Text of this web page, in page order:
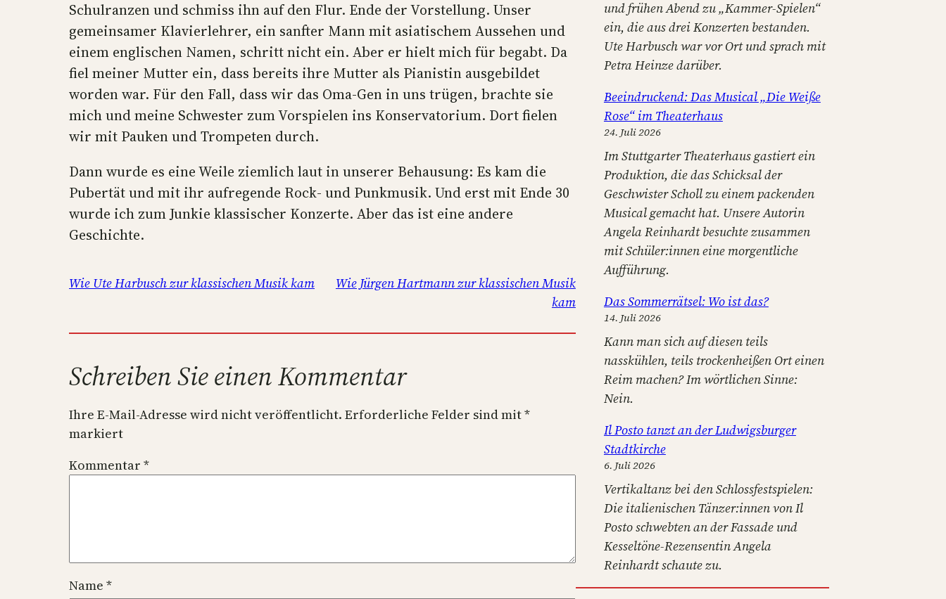
Schulranzen und schmiss ihn auf den Flur. Ende der Vorstellung. Unser
gemeinsamer Klavierlehrer, ein sanfter Mann mit asiatischem Aussehen und
einem englischen Namen, schritt nicht ein. Aber er hielt mich für begabt. Da
fiel meiner Mutter ein, dass bereits ihre Mutter als Pianistin ausgebildet
worden war. Für den Fall, dass wir das Oma-Gen in uns trügen, brachte sie
mich und meine Schwester zum Vorspielen ins Konservatorium. Dort fielen
wir mit Pauken und Trompeten durch.
Dann wurde es eine Weile ziemlich laut in unserer Behausung: Es kam die
Pubertät und mit ihr aufregende Rock- und Punkmusik. Und erst mit Ende 30
wurde ich zum Junkie klassischer Konzerte. Aber das ist eine andere
Geschichte.
Wie Ute Harbusch zur klassischen Musik kam
Wie Jürgen Hartmann zur klassischen Musik
kam
Schreiben Sie einen Kommentar
Ihre E-Mail-Adresse wird nicht veröffentlicht. Erforderliche Felder sind mit*
markiert
Kommentar *
Name *
und frühen Abend zu „Kammer-Spielen“
ein, die aus drei Konzerten bestanden.
Ute Harbusch war vor Ort und sprach mit
Petra Heinze darüber.
Beeindruckend: Das Musical „Die Weiße
Rose“ im Theaterhaus
24. Juli 2026
Im Stuttgarter Theaterhaus gastiert ein
Produktion, die das Schicksal der
Geschwister Scholl zu einem packenden
Musical gemacht hat. Unsere Autorin
Angela Reinhardt besuchte zusammen
mit Schüler:innen eine morgentliche
Aufführung.
Das Sommerrätsel: Wo ist das?
14. Juli 2026
Kann man sich auf diesen teils
nasskühlen, teils trockenheißen Ort einen
Reim machen? Im wörtlichen Sinne:
Nein.
Il Posto tanzt an der Ludwigsburger
Stadtkirche
6. Juli 2026
Vertikaltanz bei den Schlossfestspielen:
Die italienischen Tänzer:innen von Il
Posto schwebten an der Fassade und
Kesseltöne-Rezensentin Angela
Reinhardt schaute zu.